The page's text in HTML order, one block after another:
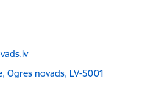
Ogres novads, LV-5001